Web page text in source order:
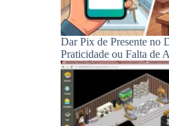
Dar Pix de Presente no
Praticidade ou Falta de